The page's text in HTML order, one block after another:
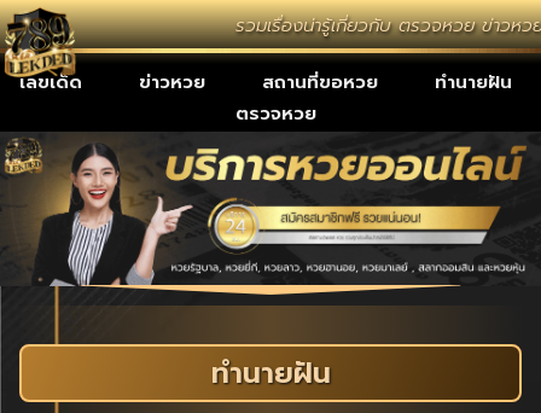
รวมเรื่องน่ารู้เกี่ยวกับ ตรวจหวย ข่าวหวย
เลขเด็ด ข่าวหวย สถานที่ขอหวย
ทำนายฝัน
ตรวจหวย
ทำนายฝัน